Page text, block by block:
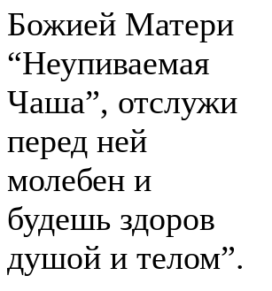
Божией Матери
“Неупиваемая
Чаша”, отслужи
перед ней
молебен и
будешь здоров
душой и телом”.